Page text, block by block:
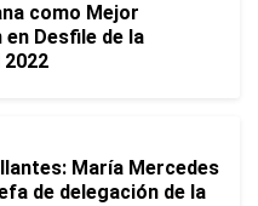
como Mejor
en Desfile de la
2022
María Mercedes
de delegación de la